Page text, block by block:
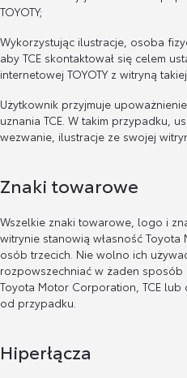
TOYOTY;
Wykorzystując ilustracje, osoba
aby TCE skontaktował się celem
internetowej TOYOTY z witryną
Użytkownik przyjmuje
uznania TCE. W takim przypadku,
wezwanie, ilustracje ze swojej
Znaki towarowe
Wszelkie znaki towarowe, logo i
witrynie stanowią własność
osób trzecich. Nie wolno ich
rozpowszechniać w żaden
Toyota Motor Corporation, TCE
od przypadku.
Hiperłącza